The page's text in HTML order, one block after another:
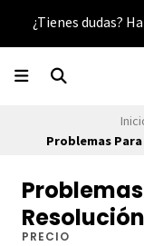
¿Tienes dudas?
Problemas
PRECIO